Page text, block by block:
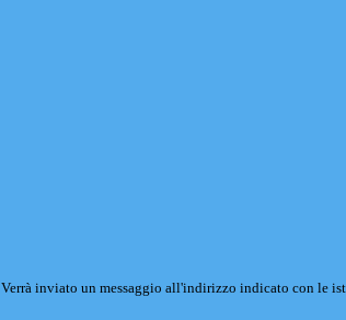
Verrà inviato un messaggio all'indirizzo indicato con le